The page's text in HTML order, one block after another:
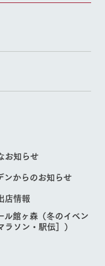
お知らせ
ンからのお知らせ
店情報
ル館ヶ森（冬のイベン
ラソン・駅伝］）